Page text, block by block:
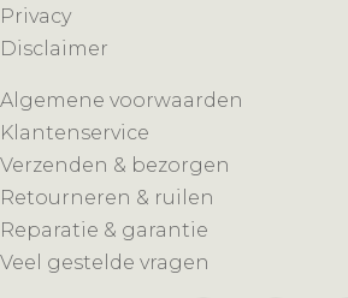
Privacy
Disclaimer
Algemene voorwaarden
Klantenservice
Verzenden & bezorgen
Retourneren & ruilen
Reparatie & garantie
Veel gestelde vragen